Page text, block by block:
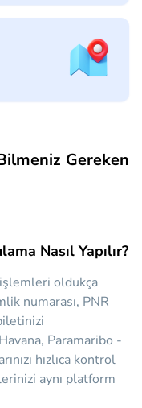
Gereken
Nasıl Yapılır?
oldukça
numarası, PNR
Paramaribo -
hızlıca kontrol
aynı platform